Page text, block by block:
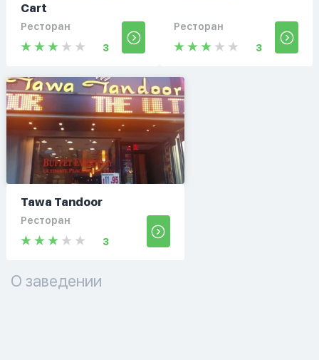
Cart
Ресторан
3
Ресторан
3
Tawa Tandoor
Ресторан
3
О заведении